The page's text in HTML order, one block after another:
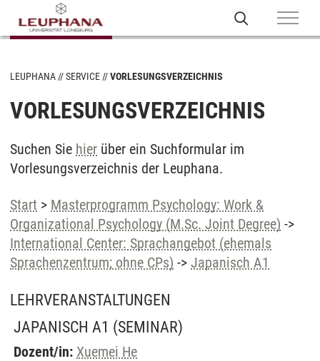
LEUPHANA SERVICE VORLESUNGSVERZEICHNIS
VORLESUNGSVERZEICHNIS
Suchen Sie hier über ein Suchformular im
Vorlesungsverzeichnis der Leuphana.
Start > Masterprogramm Psychology: Work &
Organizational Psychology (M.Sc. Joint Degree) ->
International Center: Sprachangebot (ehemals
Sprachenzentrum; ohne CPs) -> Japanisch A1
LEHRVERANSTALTUNGEN
JAPANISCH A1 (SEMINAR)
Dozent/in: Xuemei He